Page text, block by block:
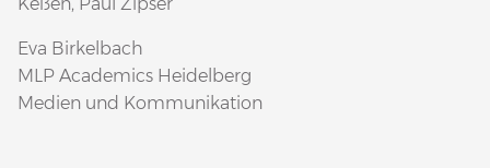
Eva Birkelbach
MLP Academics Heidelberg
Medien und Kommunikation